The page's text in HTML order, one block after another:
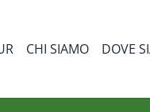
CHI SIAMO DOVE